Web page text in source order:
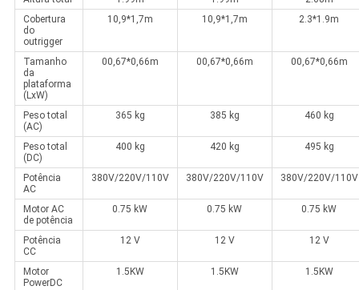
Cobertura
do
outrigger
10,9*1,7m 10,9*1,7m 2.3*1.9m
Tamanho
da
plataforma
(LxW)
00,67*0,66m 00,67*0,66m 00,67*0,66m
Peso total
(AC)
365 kg 385 kg 460 kg
Peso total
(DC)
400 kg 420 kg 495 kg
Potência
AC
380V/220V/110V 380V/220V/110V 380V/220V/110V
Motor AC
de potência
0.75 kW 0.75 kW 0.75 kW
Potência
CC
12 V 12 V 12 V
Motor
PowerDC
1.5KW 1.5KW 1.5KW